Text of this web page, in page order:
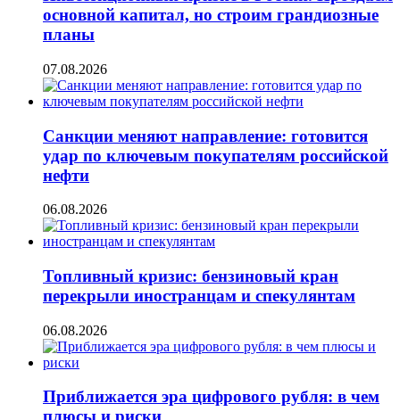
основной капитал, но строим грандиозные
планы
07.08.2026
Санкции меняют направление: готовится
удар по ключевым покупателям российской
нефти
06.08.2026
Топливный кризис: бензиновый кран
перекрыли иностранцам и спекулянтам
06.08.2026
Приближается эра цифрового рубля: в чем